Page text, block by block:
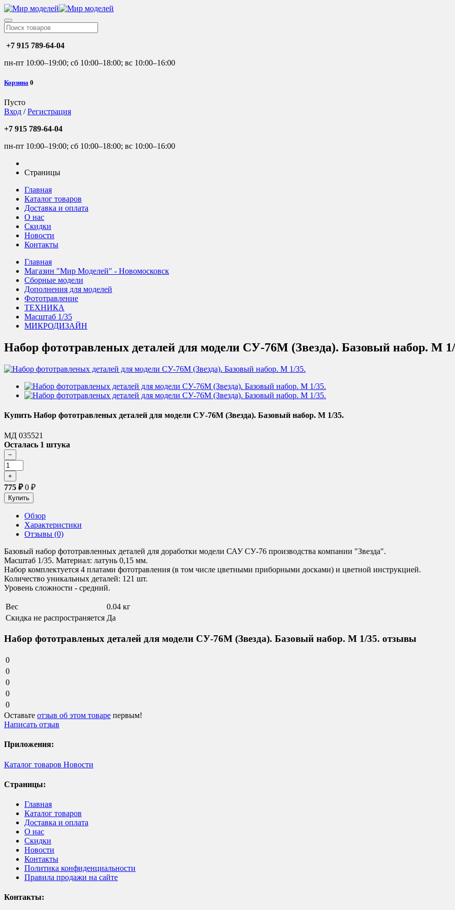
+7 915 789-64-04
пн-пт 10:00–19:00; сб 10:00–18:00; вс 10:00–16:00
Корзина 0
Пусто
Вход /Регистрация
+7 915 789-64-04
пн-пт 10:00–19:00; сб 10:00–18:00; вс 10:00–16:00
Страницы
Главная
Каталог товаров
Доставка и оплата
О нас
Скидки
Новости
Контакты
Главная
Магазин "Мир Моделей" - Новомосковск
Сборные модели
Дополнения для моделей
Фототравление
ТЕХНИКА
Масштаб 1/35
МИКРОДИЗАЙН
Набор фототравленых деталей для модели СУ-76М (Звезда). Базовый набор. М
Купить Набор фототравленых деталей для модели СУ-76М (Звезда). Базовый набор. М 1/35.
МД 035521
Осталась 1 штука
775 ₽0 ₽
Обзор
Характеристики
Отзывы (0)
Базовый набор фототравленных деталей для доработки модели САУ СУ-76 производства компании "Звезда".
Масштаб 1/35. Материал: латунь 0,15 мм.
Набор комплектуется 4 платами фототравления (в том числе цветными приборными досками) и цветной инструкцией.
Количество уникальных деталей: 121 шт.
Уровень сложности - средний.
Вес
0.04 кг
Скидка не распространяется Да
Набор фототравленых деталей для модели СУ-76М (Звезда). Базовый набор. М 1/35. отзывы
0
0
0
0
0
Оставьте отзыв об этом товаре первым!
Написать отзыв
Приложения:
Каталог товаров Новости
Страницы:
Главная
Каталог товаров
Доставка и оплата
О нас
Скидки
Новости
Контакты
Политика конфиденциальности
Правила продажи на сайте
Контакты: